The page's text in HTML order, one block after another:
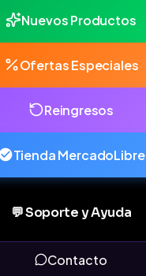
Nuevos Productos
Ofertas Especiales
Reingresos
Tienda MercadoLibre
💬 Soporte y Ayuda
Contacto